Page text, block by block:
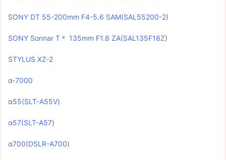
SONY DT 55-200mm F4-5.6 SAM(SAL55200-2)
SONY Sonnar T＊ 135mm F1.8 ZA(SAL135F18Z)
STYLUS XZ-2
α-7000
α55(SLT-A55V)
α57(SLT-A57)
α700(DSLR-A700)